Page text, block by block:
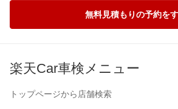
無料見積もりの予約を
楽天Car車検メニュー
トップページから店舗検索